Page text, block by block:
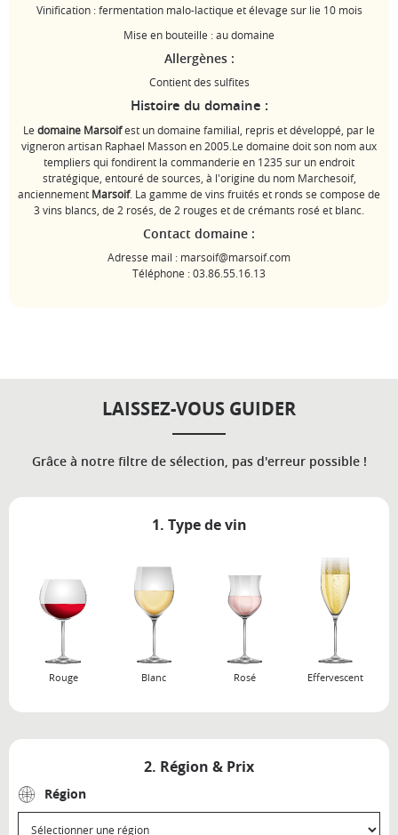
Vinification : fermentation malo-lactique et élevage sur lie 10 mois
Mise en bouteille : au domaine
Allergènes :
Contient des sulfites
Histoire du domaine :
Le domaine Marsoifest un domaine familial, repris et développé, par le
vigneron artisan Raphael Masson en 2005.Le domaine doit son nom aux
templiers qui fondirent la commanderie en 1235 sur un endroit
stratégique, entouré de sources, à l'origine du nom Marchesoif,
anciennement Marsoif. La gamme de vins fruités et ronds se compose de
3 vins blancs, de 2 rosés, de 2 rouges et de crémants rosé et blanc.
Contact domaine :
Adresse mail : marsoif@marsoif.com
Téléphone : 03.86.55.16.13
LAISSEZ-VOUS GUIDER
Grâce à notre filtre de sélection, pas d'erreur possible !
1. Type de vin
Rouge Blanc Rosé Effervescent
2. Région & Prix
Région